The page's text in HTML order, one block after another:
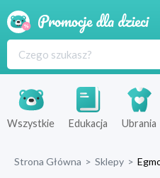
Wszystkie Edukacja Ubrania
Strona Główna > Sklepy >